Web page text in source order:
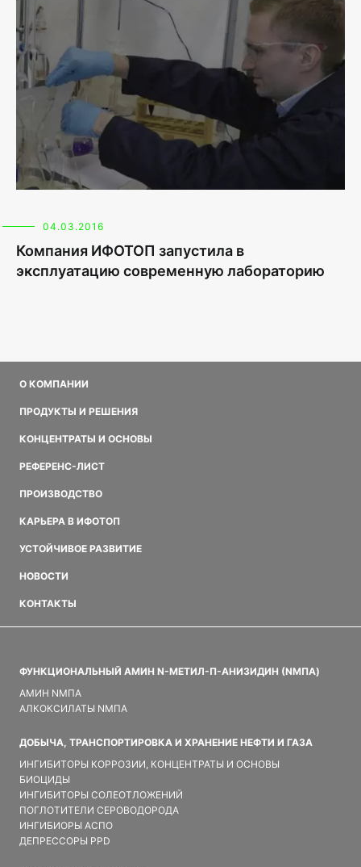
04.03.2016
Компания ИФОТОП запустила в
эксплуатацию современную лабораторию
О КОМПАНИИ
ПРОДУКТЫ И РЕШЕНИЯ
КОНЦЕНТРАТЫ И ОСНОВЫ
РЕФЕРЕНС-ЛИСТ
ПРОИЗВОДСТВО
КАРЬЕРА В ИФОТОП
УСТОЙЧИВОЕ РАЗВИТИЕ
НОВОСТИ
КОНТАКТЫ
ФУНКЦИОНАЛЬНЫЙ АМИН N-МЕТИЛ-П-АНИЗИДИН (NMПA)
АМИН NMПA
АЛКОКСИЛАТЫ NMПA
ДОБЫЧА, ТРАНСПОРТИРОВКА И ХРАНЕНИЕ НЕФТИ И ГАЗА
ИНГИБИТОРЫ КОРРОЗИИ, КОНЦЕНТРАТЫ И ОСНОВЫ
БИОЦИДЫ
ИНГИБИТОРЫ СОЛЕОТЛОЖЕНИЙ
ПОГЛОТИТЕЛИ СЕРОВОДОРОДА
ИНГИБИОРЫ АСПО
ДЕПРЕССОРЫ PPD